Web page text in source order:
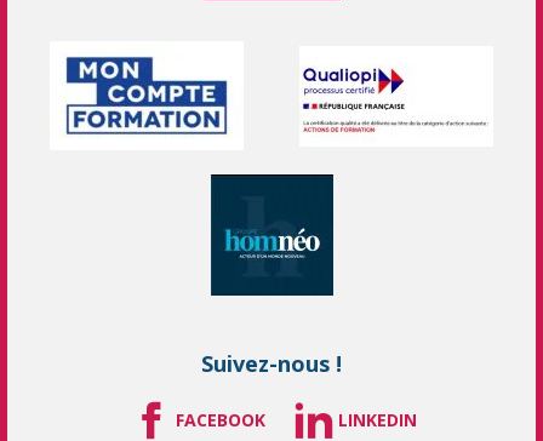
Suivez-nous !
FACEBOOK LINKEDIN